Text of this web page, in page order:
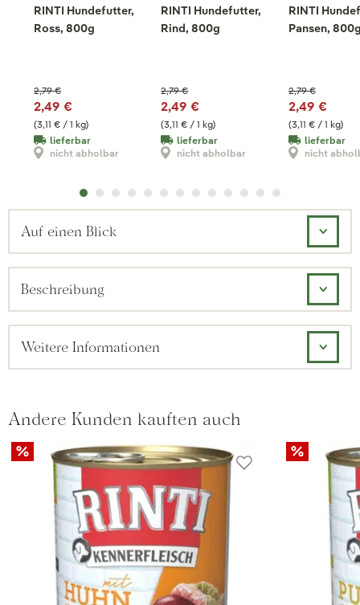
RINTI Hundefutter,
Ross, 800g
(3,11 € / 1 kg)
2,79 €
2,49 €
lieferbar
nicht abholbar
RINTI Hundefutter,
Rind, 800g
(3,11 € / 1 kg)
2,79 €
2,49 €
lieferbar
nicht abholbar
RINTI
Pansen,
(3,11 € / 1 kg)
2,79 €
2,49 €
lieferbar
nicht
Auf einen Blick
Beschreibung
Weitere Informationen
Andere Kunden kauften auch